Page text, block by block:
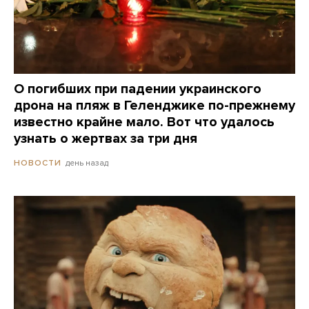
О погибших при падении украинского
дрона на пляж в Геленджике по-прежнему
известно крайне мало. Вот что удалось
узнать о жертвах за три дня
НОВОСТИ день назад